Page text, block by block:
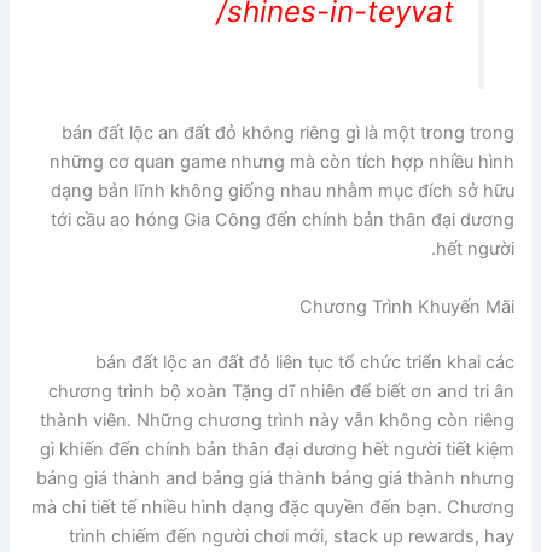
shines-in-teyvat/
bán đất lộc an đất đỏ không riêng gì là một trong trong
những cơ quan game nhưng mà còn tích hợp nhiều hình
dạng bản lĩnh không giống nhau nhằm mục đích sở hữu
tới cầu ao hóng Gia Công đến chính bản thân đại dương
hết người.
Chương Trình Khuyến Mãi
bán đất lộc an đất đỏ liên tục tổ chức triển khai các
chương trình bộ xoàn Tặng dĩ nhiên để biết ơn and tri ân
thành viên. Những chương trình này vẫn không còn riêng
gì khiến đến chính bản thân đại dương hết người tiết kiệm
bảng giá thành and bảng giá thành bảng giá thành nhưng
mà chi tiết tế nhiều hình dạng đặc quyền đến bạn. Chương
trình chiếm đến người chơi mới, stack up rewards, hay